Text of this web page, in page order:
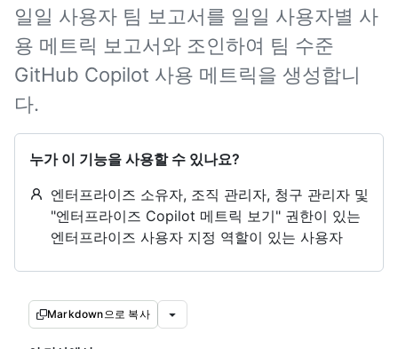
일일 사용자 팀 보고서를 일일 사용자별 사
용 메트릭 보고서와 조인하여 팀 수준
GitHub Copilot 사용 메트릭을 생성합니
다.
누가 이 기능을 사용할 수 있나요?
엔터프라이즈 소유자, 조직 관리자, 청구 관리자 및
"엔터프라이즈 Copilot 메트릭 보기" 권한이 있는
엔터프라이즈 사용자 지정 역할이 있는 사용자
Markdown으로 복사